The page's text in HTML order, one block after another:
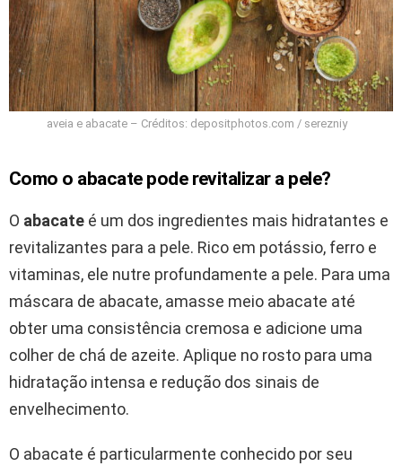
aveia e abacate – Créditos: depositphotos.com / serezniy
Como o abacate pode revitalizar a pele?
O abacate é um dos ingredientes mais hidratantes e
revitalizantes para a pele. Rico em potássio, ferro e
vitaminas, ele nutre profundamente a pele. Para uma
máscara de abacate, amasse meio abacate até
obter uma consistência cremosa e adicione uma
colher de chá de azeite. Aplique no rosto para uma
hidratação intensa e redução dos sinais de
envelhecimento.
O abacate é particularmente conhecido por seu